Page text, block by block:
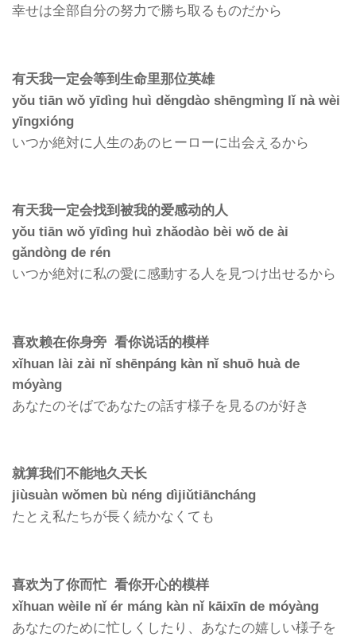
幸せは全部自分の努力で勝ち取るものだから
有天我一定会等到生命里那位英雄
yǒu tiān wǒ yīdìng huì děngdào shēngmìng lǐ nà wèi
yīngxióng
いつか絶対に人生のあのヒーローに出会えるから
有天我一定会找到被我的爱感动的人
yǒu tiān wǒ yīdìng huì zhǎodào bèi wǒ de ài
gǎndòng de rén
いつか絶対に私の愛に感動する人を見つけ出せるから
喜欢赖在你身旁 看你说话的模样
xǐhuan lài zài nǐ shēnpáng kàn nǐ shuō huà de
móyàng
あなたのそばであなたの話す様子を見るのが好き
就算我们不能地久天长
jiùsuàn wǒmen bù néng dìjiǔtiāncháng
たとえ私たちが長く続かなくても
喜欢为了你而忙 看你开心的模样
xǐhuan wèile nǐ ér máng kàn nǐ kāixīn de móyàng
あなたのために忙しくしたり、あなたの嬉しい様子を